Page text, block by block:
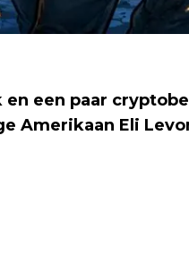
een paar
Amerikaan Eli